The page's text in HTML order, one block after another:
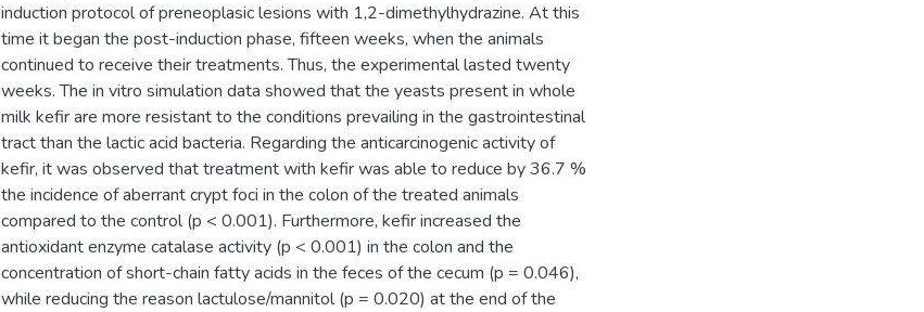
induction protocol of preneoplasic lesions with 1,2-dimethylhydrazine. At this
time it began the post-induction phase, fifteen weeks, when the animals
continued to receive their treatments. Thus, the experimental lasted twenty
weeks. The in vitro simulation data showed that the yeasts present in whole
milk kefir are more resistant to the conditions prevailing in the gastrointestinal
tract than the lactic acid bacteria. Regarding the anticarcinogenic activity of
kefir, it was observed that treatment with kefir was able to reduce by 36.7 %
the incidence of aberrant crypt foci in the colon of the treated animals
compared to the control (p < 0.001). Furthermore, kefir increased the
antioxidant enzyme catalase activity (p < 0.001) in the colon and the
concentration of short-chain fatty acids in the feces of the cecum (p = 0.046),
while reducing the reason lactulose/mannitol (p = 0.020) at the end of the